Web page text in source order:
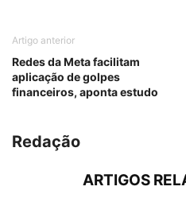
Artigo anterior
Redes da Meta facilitam
aplicação de golpes
financeiros, aponta estudo
Redação
ARTIGOS